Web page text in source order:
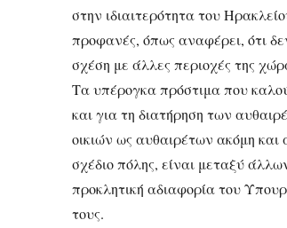
στην ιδιαιτερότητα του
προφανές, όπως αναφέρει, ότι
σχέση με άλλες περιοχές της
Τα υπέρογκα πρόστιμα που
και για τη διατήρηση των
οικιών ως αυθαιρέτων ακόμη και
σχέδιο πόλης, είναι μεταξύ
προκλητική αδιαφορία του
τους.